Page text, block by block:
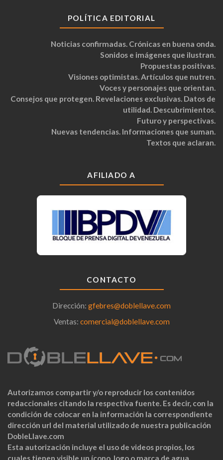
POLÍTICA EDITORIAL
Noticias confirmadas. Crónicas en buena onda.
Sonidos e imágenes que ilustran.
Propuestas positivas.
Visiones optimistas. Artículos que nutren.
Voces y personajes que orientan.
Consejos que protegen. Revelaciones exclusivas. Datos de
utilidad. Descubrimientos.
Futuro y perspectivas.
Nuevas tendencias. Informaciones que suman.
Textos que aclaran.
AFILIADO A
CONTACTO
Dirección: gfebres@doblellave.com
Ventas: comercial@doblellave.com
Autorizamos compartir y/o reproducir los contenidos
redaccionales citando la respectiva fuente. Es decir, con la
condición de colocar en la información la correspondiente
dirección url del material utilizado de nuestra publicación
DobleLlave.com
Esta autorización incluye el uso de videos propios, los
cuales tienen visible un ícono, logo o marca de agua.